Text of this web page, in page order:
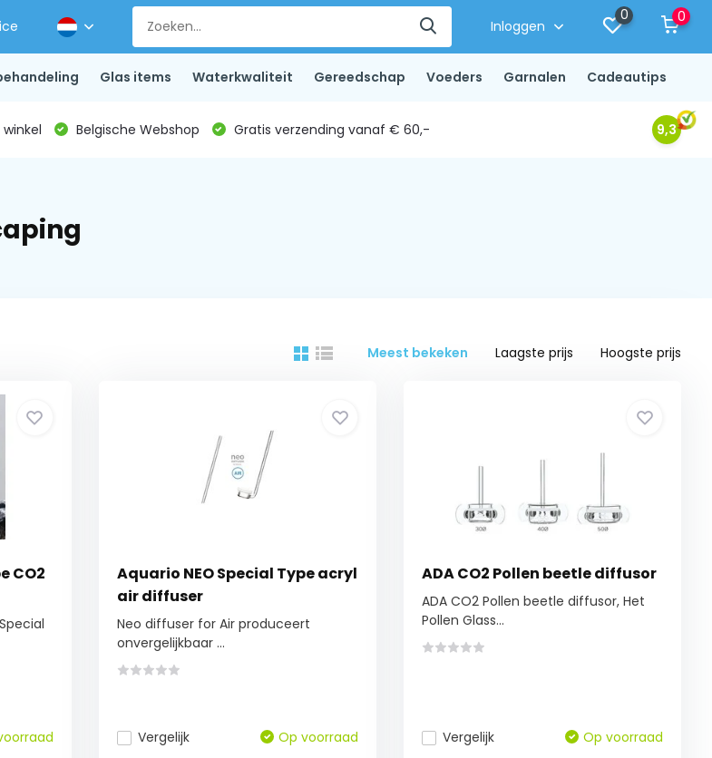
Inloggen
0 0
Glas items Waterkwaliteit Gereedschap Voeders Garnalen Cadeautips
Belgische Webshop Gratis verzending vanaf € 60,- 9,3
Meest bekeken Laagste prijs Hoogste prijs
CO2
Aquario NEO Special Type acryl
air diffuser
Neo diffuser for Air produceert
onvergelijkbaar ...
Vergelijk Op voorraad
ADA CO2 Pollen beetle diffusor
ADA CO2 Pollen beetle diffusor, Het
Pollen Glass...
Vergelijk Op voorraad